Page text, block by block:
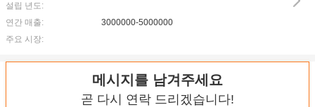
설립 년도:
연간 매출:
3000000-5000000
주요 시장:
메시지를 남겨주세요
곧 다시 연락 드리겠습니다!